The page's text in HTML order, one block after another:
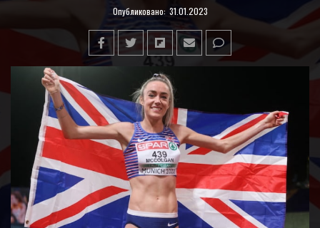
Опубликовано: 31.01.2023